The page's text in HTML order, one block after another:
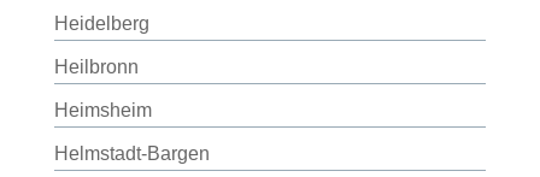
Heidelberg
Heilbronn
Heimsheim
Helmstadt-Bargen